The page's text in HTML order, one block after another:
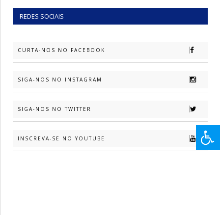
REDES SOCIAIS
CURTA-NOS NO FACEBOOK
SIGA-NOS NO INSTAGRAM
SIGA-NOS NO TWITTER
INSCREVA-SE NO YOUTUBE